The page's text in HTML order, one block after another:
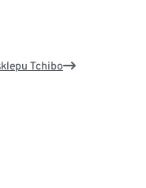
Tchibo